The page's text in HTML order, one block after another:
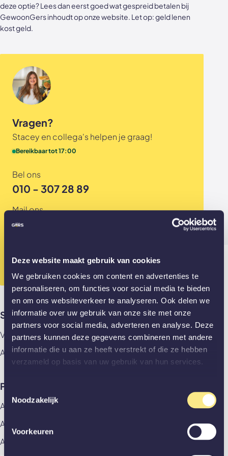
Deze website maakt gebruik van cookies
We gebruiken cookies om content en advertenties te
personaliseren, om functies voor social media te bieden
en om ons websiteverkeer te analyseren. Ook delen we
informatie over uw gebruik van onze site met onze
partners voor social media, adverteren en analyse. Deze
partners kunnen deze gegevens combineren met andere
informatie die u aan ze heeft verstrekt of die ze hebben
verzameld op basis van uw gebruik van hun services.
Toestemmingsselectie
Noodzakelijk
Voorkeuren
Akoestische panelen
Kleurstalen akoestische panelen
Sample sale
Accessoires
Stalen schuifdeuren
Stalen wanden
Stalen binnendeuren
Akoestische panelen
GewoonGers deuren outlet
Veelgestelde vragen
deze optie? Lees dan eerst goed watgespreid betalen bij
GewoonGersinhoudt op onze website. Let op: geld lenen
kost geld.
Vragen?
Stacey en collega's helpen je graag!
Bereikbaar tot 17:00
Bel ons
010 - 307 28 89
Mail ons
info@gewoongers.nl
010 - 307 28 89
Showrooms
Vlaardingen
Amsterdam
Producten
Alle producten
Aluminium deuren
Akoestische panelen